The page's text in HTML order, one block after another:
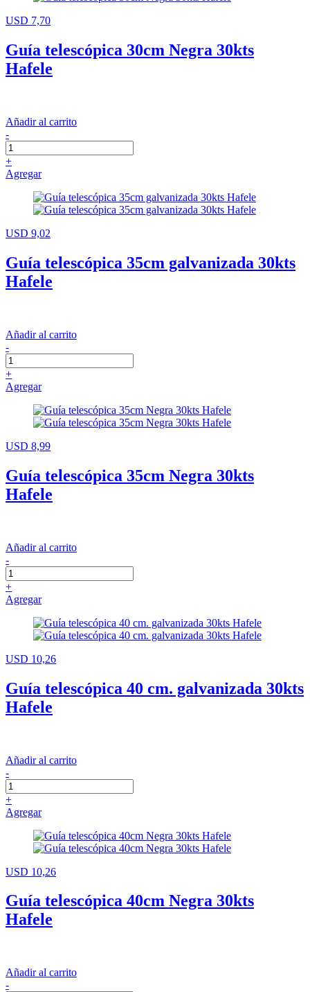
USD 7,70
Guía telescópica 30cm Negra 30kts
Hafele
Añadir al carrito
-
+
Agregar
USD 9,02
Guía telescópica 35cm galvanizada 30kts
Hafele
Añadir al carrito
-
+
Agregar
USD 8,99
Guía telescópica 35cm Negra 30kts
Hafele
Añadir al carrito
-
+
Agregar
USD 10,26
Guía telescópica 40 cm. galvanizada 30kts
Hafele
Añadir al carrito
-
+
Agregar
USD 10,26
Guía telescópica 40cm Negra 30kts
Hafele
Añadir al carrito
-